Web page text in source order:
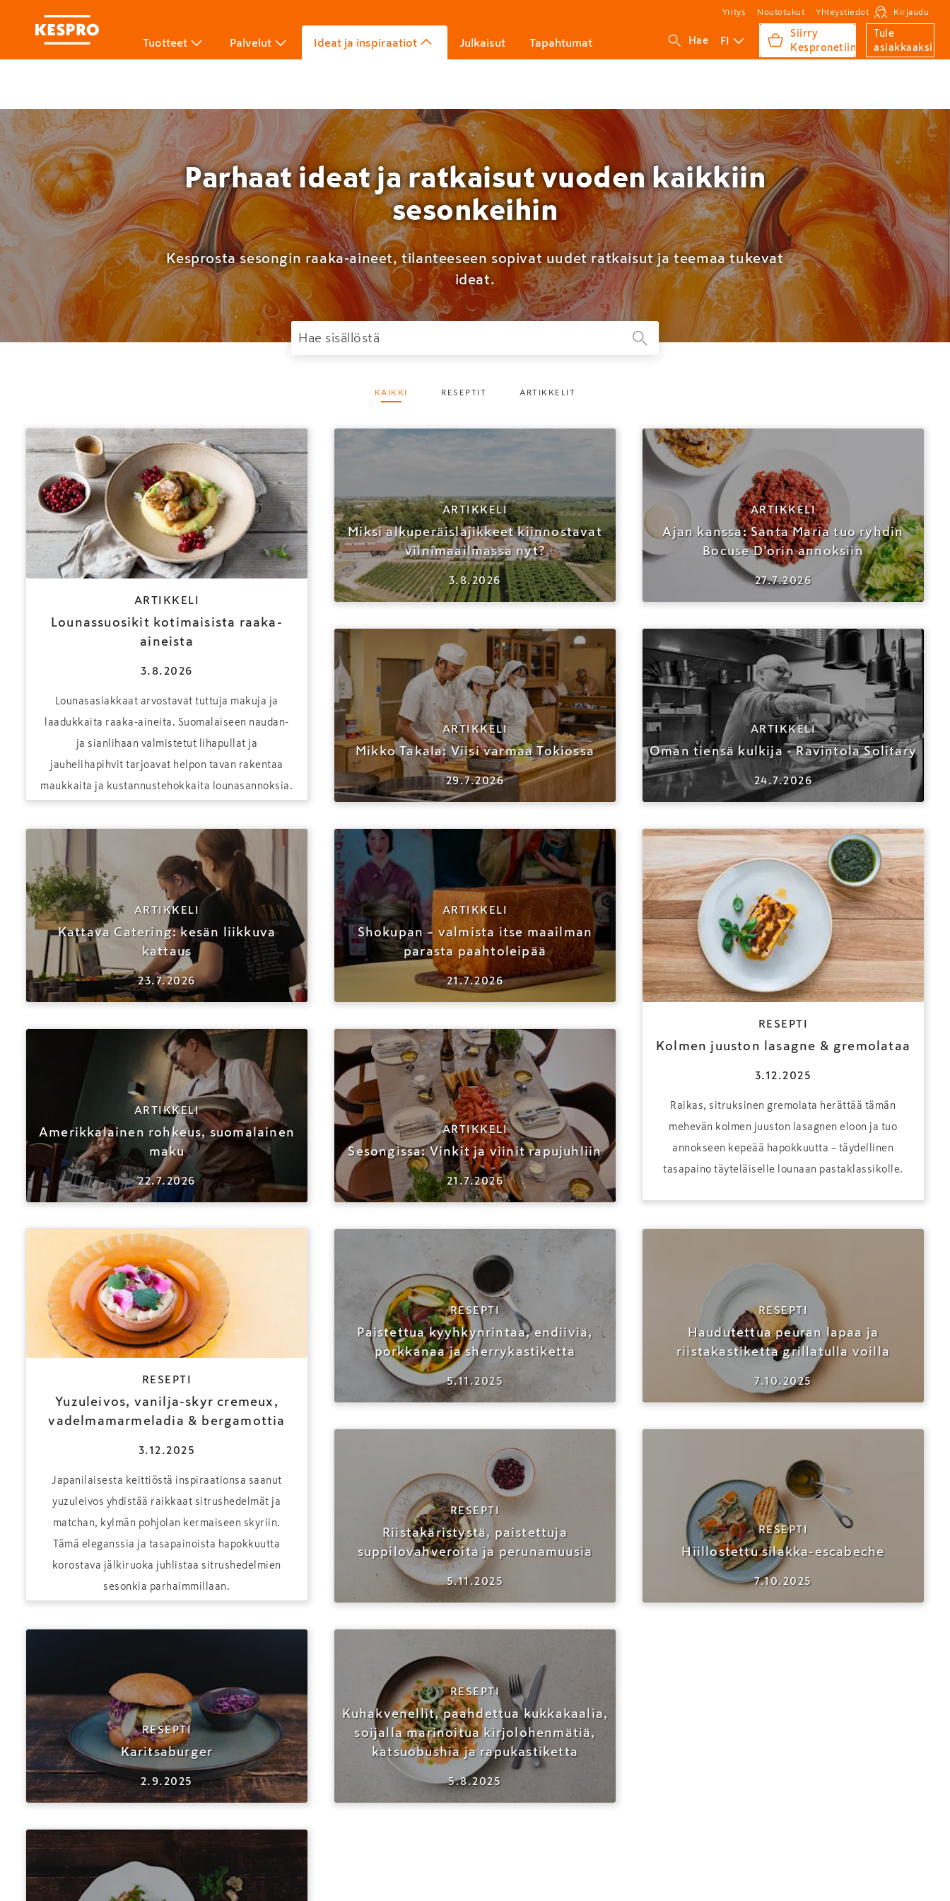
Yritys Noutotukut Yhteystiedot Kirjaudu
Tuotteet Palvelut Ideat ja inspiraatiot Julkaisut Tapahtumat Hae FI
Siirry
Kespronetiin
Tule
asiakkaaksi
Parhaat ideat ja ratkaisut vuoden kaikkiin
sesonkeihin
Kesprosta sesongin raaka-aineet, tilanteeseen sopivat uudet ratkaisut ja teemaa tukevat
ideat.
KAIKKI RESEPTIT ARTIKKELIT
ARTIKKELI
Lounassuosikit kotimaisista raaka-
aineista
3.8.2026
Lounasasiakkaat arvostavat tuttuja makuja ja
laadukkaita raaka-aineita. Suomalaiseen naudan-
ja sianlihaan valmistetut lihapullat ja
jauhelihapihvit tarjoavat helpon tavan rakentaa
maukkaita ja kustannustehokkaita lounasannoksia.
ARTIKKELI
Miksi alkuperäislajikkeet kiinnostavat
viinimaailmassa nyt?
3.8.2026
ARTIKKELI
Mikko Takala: Viisi varmaa Tokiossa
29.7.2026
ARTIKKELI
Ajan kanssa: Santa Maria tuo ryhdin
Bocuse D’orin annoksiin
27.7.2026
ARTIKKELI
Oman tiensä kulkija - Ravintola Solitary
24.7.2026
ARTIKKELI
Kattava Catering: kesän liikkuva
kattaus
23.7.2026
ARTIKKELI
Amerikkalainen rohkeus, suomalainen
maku
22.7.2026
ARTIKKELI
Shokupan – valmista itse maailman
parasta paahtoleipää
21.7.2026
ARTIKKELI
Sesongissa: Vinkit ja viinit rapujuhliin
21.7.2026
RESEPTI
Kolmen juuston lasagne & gremolataa
3.12.2025
Raikas, sitruksinen gremolata herättää tämän
mehevän kolmen juuston lasagnen eloon ja tuo
annokseen kepeää hapokkuutta – täydellinen
tasapaino täyteläiselle lounaan pastaklassikolle.
RESEPTI
Yuzuleivos, vanilja-skyr cremeux,
vadelmamarmeladia & bergamottia
3.12.2025
Japanilaisesta keittiöstä inspiraationsa saanut
yuzuleivos yhdistää raikkaat sitrushedelmät ja
matchan, kylmän pohjolan kermaiseen skyriin.
Tämä eleganssia ja tasapainoista hapokkuutta
korostava jälkiruoka juhlistaa sitrushedelmien
sesonkia parhaimmillaan.
RESEPTI
Paistettua kyyhkynrintaa, endiiviä,
porkkanaa ja sherrykastiketta
5.11.2025
RESEPTI
Riistakäristystä, paistettuja
suppilovahveroita ja perunamuusia
5.11.2025
RESEPTI
Haudutettua peuran lapaa ja
riistakastiketta grillatulla voilla
7.10.2025
RESEPTI
Hiillostettu silakka-escabeche
7.10.2025
RESEPTI
Karitsaburger
2.9.2025
RESEPTI
Kuhakvenellit, paahdettua kukkakaalia,
soijalla marinoitua kirjolohenmätiä,
katsuobushia ja rapukastiketta
5.8.2025